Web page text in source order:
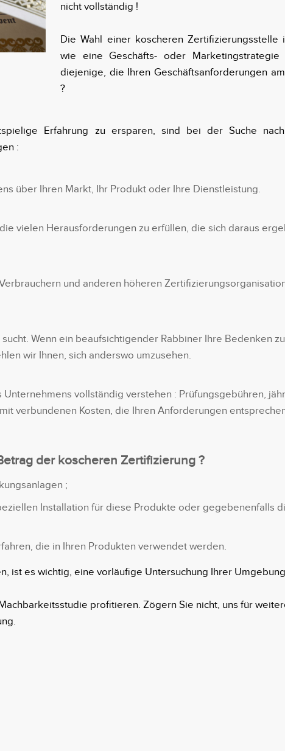
nicht vollständig !
Die Wahl einer koscheren Zertifizierungsstelle
wie eine Geschäfts- oder
diejenige, die Ihren Geschäftsanforderungen
?
Erfahrung zu ersparen, sind bei der Suche
:
über Ihren Markt, Ihr Produkt oder Ihre Dienstleistung.
vielen Herausforderungen zu erfüllen, die sich daraus
und anderen höheren
Wenn ein beaufsichtigender Rabbiner Ihre Bedenken
wir Ihnen, sich anderswo umzusehen.
vollständig verstehen : Prüfungsgebühren,
verbundenen Kosten, die Ihren Anforderungen
der koscheren Zertifizierung ?
;
Installation für diese Produkte oder gegebenenfalls
die in Ihren Produkten verwendet werden.
ist es wichtig, eine vorläufige Untersuchung Ihrer
profitieren. Zögern Sie nicht, uns für